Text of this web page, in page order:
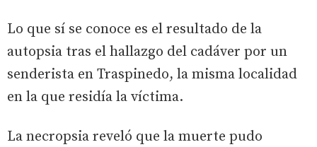
Lo que sí se conoce es el resultado de la
autopsia tras el hallazgo del cadáver por un
senderista en Traspinedo, la misma localidad
en la que residía la víctima.
La necropsia reveló que la muerte pudo